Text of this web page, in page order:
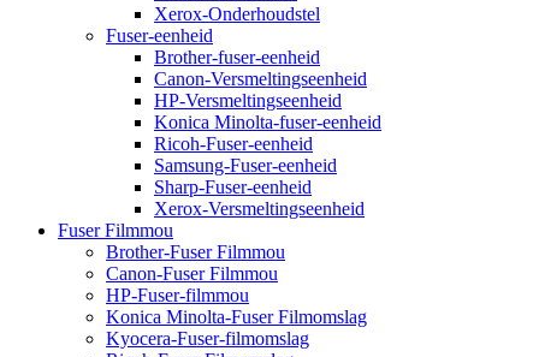
Xerox-Onderhoudstel
Fuser-eenheid
Brother-fuser-eenheid
Canon-Versmeltingseenheid
HP-Versmeltingseenheid
Konica Minolta-fuser-eenheid
Ricoh-Fuser-eenheid
Samsung-Fuser-eenheid
Sharp-Fuser-eenheid
Xerox-Versmeltingseenheid
Fuser Filmmou
Brother-Fuser Filmmou
Canon-Fuser Filmmou
HP-Fuser-filmmou
Konica Minolta-Fuser Filmomslag
Kyocera-Fuser-filmomslag